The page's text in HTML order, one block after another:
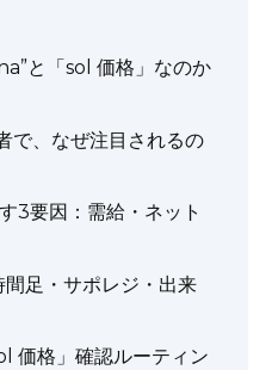
dI
n
A
p
p
Li
n
k
と「sol 価格」なのか
で、なぜ注目されるの
3要因：需給・ネット
足・サポレジ・出来
価格」確認ルーティン